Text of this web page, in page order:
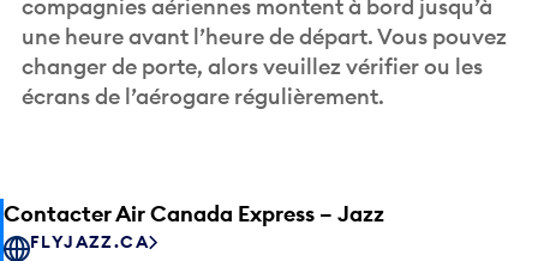
compagnies aériennes montent à bord jusqu’à
une heure avant l’heure de départ. Vous pouvez
changer de porte, alors veuillez vérifier ou les
écrans de l’aérogare régulièrement.
Contacter Air Canada Express – Jazz
FLYJAZZ.CA